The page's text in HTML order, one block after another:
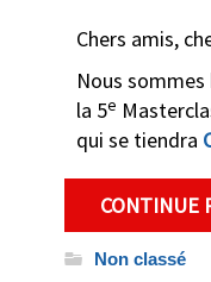
Chers amis,
Nous sommes
la 5e
qui se tiendra
CONTINUE
Non classé